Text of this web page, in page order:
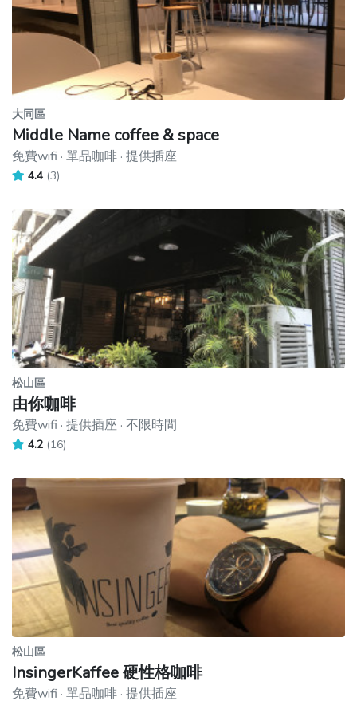
大同區
Middle Name coffee & space
免費wifi · 單品咖啡 · 提供插座
4.4 (3)
松山區
由你咖啡
免費wifi · 提供插座 · 不限時間
4.2 (16)
松山區
InsingerKaffee 硬性格咖啡
免費wifi · 單品咖啡 · 提供插座